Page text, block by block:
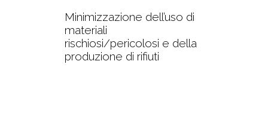
Minimizzazione dell’uso di
materiali
rischiosi/pericolosi e della
produzione di rifiuti